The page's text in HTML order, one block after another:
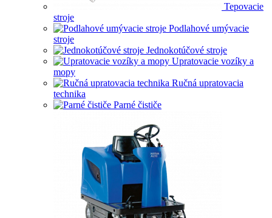
Tepovacie
stroje
Podlahové umývacie
stroje
Jednokotúčové stroje
Upratovacie vozíky a
mopy
Ručná upratovacia
technika
Parné čističe